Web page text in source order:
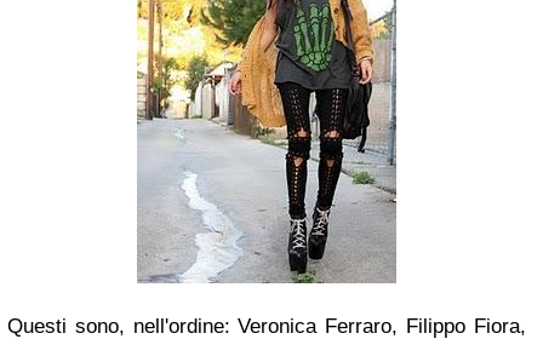
Questi sono, nell'ordine: Veronica Ferraro, Filippo Fiora,